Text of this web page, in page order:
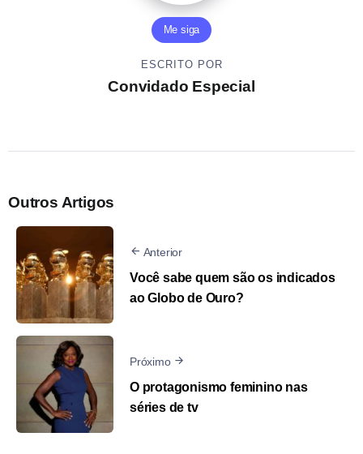
Me siga
ESCRITO POR
Convidado Especial
Outros Artigos
Anterior
Você sabe quem são os indicados
ao Globo de Ouro?
Próximo
O protagonismo feminino nas
séries de tv